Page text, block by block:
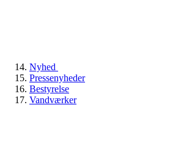
Nyhed
Pressenyheder
Bestyrelse
Vandværker